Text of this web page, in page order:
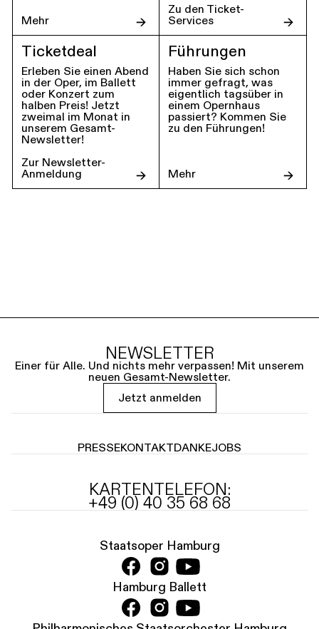
Mehr
Zu den Ticket-
Services
Ticketdeal
Erleben Sie einen Abend
in der Oper, im Ballett
oder Konzert zum
halben Preis! Jetzt
zweimal im Monat in
unserem Gesamt-
Newsletter!
Zur Newsletter-
Anmeldung
Führungen
Haben Sie sich schon
immer gefragt, was
eigentlich tagsüber in
einem Opernhaus
passiert? Kommen Sie
zu den Führungen!
Mehr
NEWSLETTER
Einer für Alle. Und nichts mehr verpassen! Mit unserem
neuen Gesamt-Newsletter.
Jetzt anmelden
PRESSEKONTAKTDANKEJOBS
KARTENTELEFON:
+49 (0) 40 35 68 68
Staatsoper Hamburg
Hamburg Ballett